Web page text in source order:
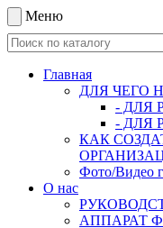
Меню
Главная
ДЛЯ ЧЕГО
- ДЛЯ
- ДЛЯ
КАК
Фото/Видео
О нас
АППАРАТ